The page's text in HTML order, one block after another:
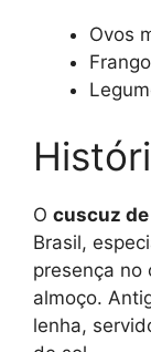
Ovos
O cuscuz
Brasil,
presença no
almoço.
lenha,